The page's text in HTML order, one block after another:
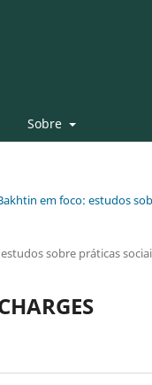
Sobre
em foco: estudos
sobre práticas